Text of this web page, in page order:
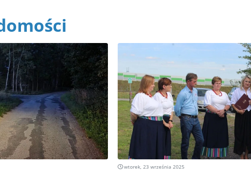
wtorek, 23 września 2025